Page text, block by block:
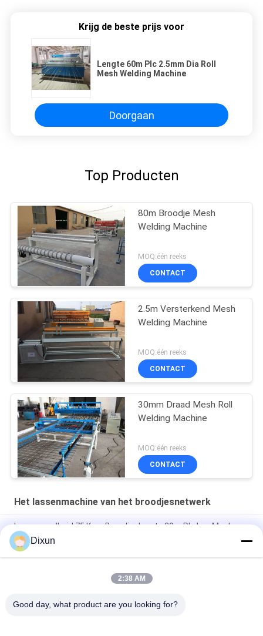
Krijg de beste prijs voor
Lengte 60m Plc 2.5mm Dia Roll
Mesh Welding Machine
Doorgaan
Top Producten
80m Broodje Mesh
Welding Machine
MOQ:één reeks
CONTACT
2.5m Versterkend Mesh
Welding Machine
MOQ:één reeks
CONTACT
30mm Draad Mesh Roll
Welding Machine
MOQ:één reeks
CONTACT
Het lassenmachine van het broodjesnetwerk
Lassensnelheid 75 Keer Broodjeslengte 30m Plc Las Mesh
Manufacturing Machine
Lengte 60m Plc 2.5mm Dia Roll Mesh Welding Machine
Gatengrootte 10*10cm Bouw 36mm Gelast Mesh Making
Dixun
2:38 AM
Good day, what product are you looking for?